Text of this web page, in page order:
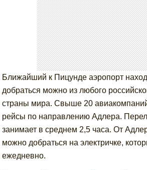
Ближайший к Пицунде аэропорт
добраться можно из любого
страны мира. Свыше 20
рейсы по направлению Адлера.
занимает в среднем 2,5 часа. От
можно добраться на электричке,
ежедневно.